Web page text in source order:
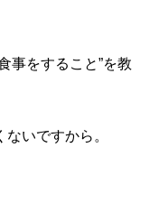
事をすること”を教
いですから。